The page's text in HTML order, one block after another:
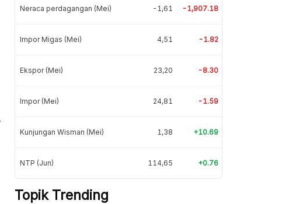
Neraca perdagangan (Mei) -1,61 -1,907.18
Impor Migas (Mei) 4,51 -1.82
Ekspor (Mei) 23,20 -8.30
Impor (Mei) 24,81 -1.59
Kunjungan Wisman (Mei) 1,38 +10.69
NTP (Jun) 114,65 +0.76
Topik Trending